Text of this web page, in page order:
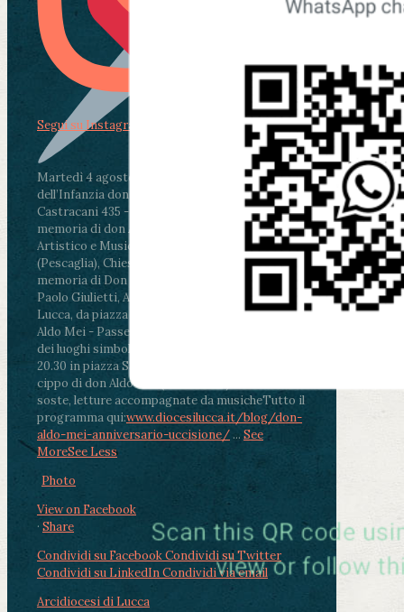
Martedì 4 agosto2026
ore 11:30 - Lucca, Scuola
dell’Infanzia don Aldo Mei - Viale Castruccio
Castracani 435 - Inaugurazione murales in
memoria di don Aldo Mei curato dal Liceo
Artistico e Musicale “Passaglia”
ore 18 - Fiano
(Pescaglia), Chiesa parrocchiale - Messa in
memoria di Don Aldo Mei celebrata da mons.
Paolo Giulietti, Arcivescovo di Lucca
ore 20.30 -
Lucca, da piazza San Michele al Cippo di don
Aldo Mei - Passeggiata della Memoria in alcuni
dei luoghi simbolo della città. Ritrovo alle ore
20.30 in piazza San Michele con conclusione al
cippo di don Aldo Mei (Porta Elisa). Durante le
soste, letture accompagnate da musicheTutto il
programma qui:www.diocesilucca.it/blog/don-
aldo-mei-anniversario-uccisione/ ... See
MoreSee Less
Photo
View on Facebook
· Share
Condividi su FacebookCondividi su Twitter
Condividi su LinkedInCondividi via email
Arcidiocesi di Lucca
Segui su Instagram